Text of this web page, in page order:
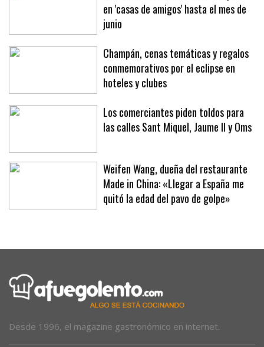
Un millón de turistas se han alojado
en 'casas de amigos' hasta el mes de
junio
Champán, cenas temáticas y regalos
conmemorativos por el eclipse en
hoteles y clubes
Los comerciantes piden toldos para
Weifen Wang, dueña del restaurante
Made in China: «Llegar a España me